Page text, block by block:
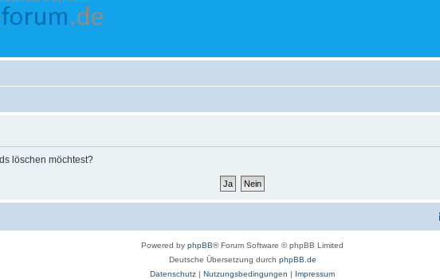
löschen möchtest?
Powered by phpBB® Forum Software © phpBB Limited
Deutsche Übersetzung durch phpBB.de
Datenschutz | Nutzungsbedingungen | Impressum